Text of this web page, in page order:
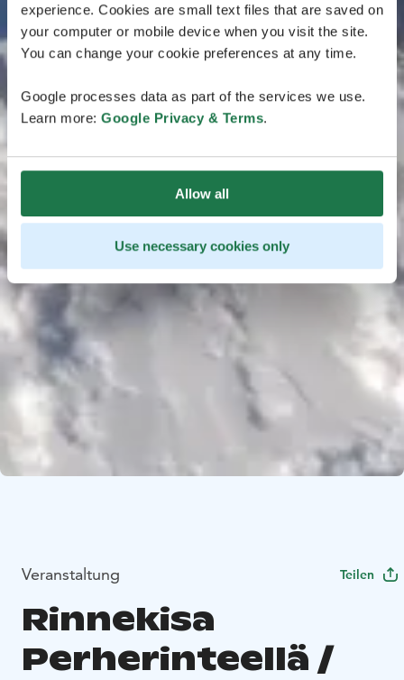
experience. Cookies are small text files that are saved on
your computer or mobile device when you visit the site.
You can change your cookie preferences at any time.
Google processes data as part of the services we use.
Learn more: Google Privacy & Terms.
Allow all
Use necessary cookies only
Veranstaltung Teilen
Rinnekisa
Perherinteellä /